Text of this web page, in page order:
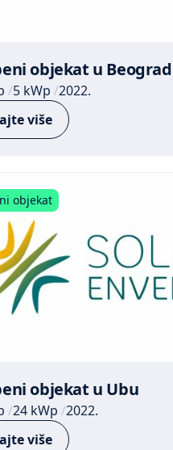
objekat u
5 kWp 2022.
više
objekat
objekat u Ubu
24 kWp 2022.
više